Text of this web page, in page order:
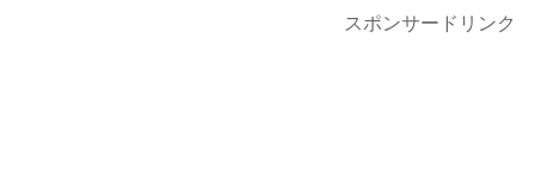
スポンサードリンク